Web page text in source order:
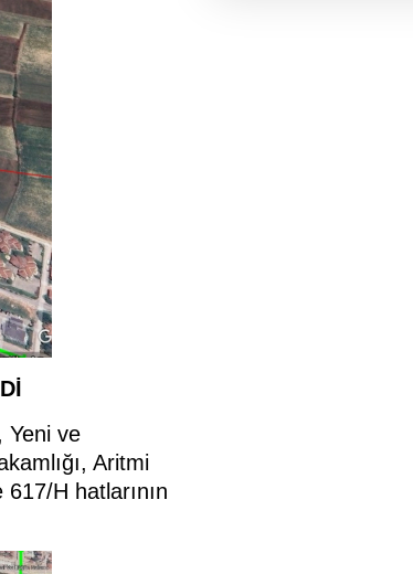
Yeni ve
Aritmi
H hatlarının